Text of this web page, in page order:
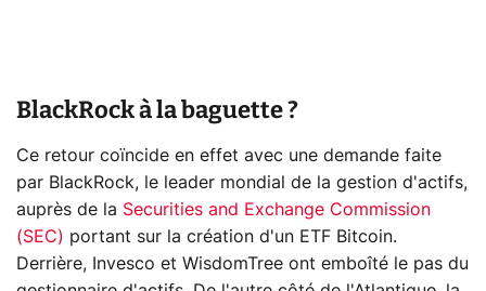
BlackRock à la baguette ?
Ce retour coïncide en effet avec une demande faite
par BlackRock, le leader mondial de la gestion d'actifs,
auprès de la Securities and Exchange Commission
(SEC) portant sur la création d'un ETF Bitcoin.
Derrière, Invesco et WisdomTree ont emboîté le pas du